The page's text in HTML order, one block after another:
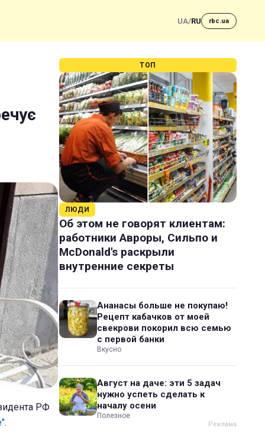
UA/RU rbc.ua
РФ
.
ТОП
ЛЮДИ
Об этом не говорят клиентам:
работники Авроры, Сильпо и
McDonald's раскрыли
внутренние секреты
Ананасы больше не покупаю!
Рецепт кабачков от моей
свекрови покорил всю семью
с первой банки
Вкусно
Август на даче: эти 5 задач
нужно успеть сделать к
началу осени
Полезное